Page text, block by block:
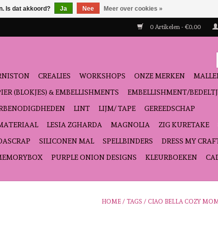
0 Artikelen - €0,00
CREALIES WORKSHOPS ONZE MERKEN
(BLOKJES) & EMBELLISHMENTS EMBELLISHMENT/
LINT LIJM/ TAPE
GEREEDSCHAP
LESIA ZGHARDA MAGNOLIA ZIG KURETAKE
SILICONEN MAL SPELLBINDERS
DRESS MY
PURPLE ONION DESIGNS KLEURBOEKEN
HOME / TAGS / CIAO BELLA COZY
Is dat akkoord? Ja Nee Meer over cookies »